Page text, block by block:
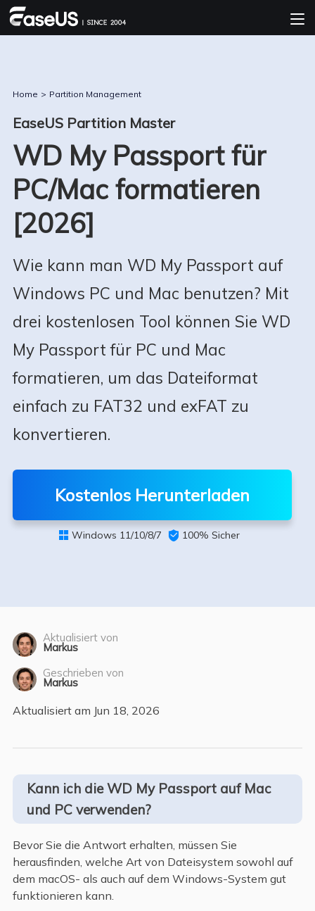
Home > Partition Management
EaseUS Partition Master
WD My Passport für
PC/Mac formatieren
[2026]
Wie kann man WD My Passport auf
Windows PC und Mac benutzen? Mit
drei kostenlosen Tool können Sie WD
My Passport für PC und Mac
formatieren, um das Dateiformat
einfach zu FAT32 und exFAT zu
konvertieren.
Kostenlos Herunterladen
 Windows 11/10/8/7  100% Sicher
Aktualisiert von
Markus
Geschrieben von
Markus
Aktualisiert am Jun 18, 2026
Kann ich die WD My Passport auf Mac
und PC verwenden?
Bevor Sie die Antwort erhalten, müssen Sie
herausfinden, welche Art von Dateisystem sowohl auf
dem macOS- als auch auf dem Windows-System gut
funktionieren kann.